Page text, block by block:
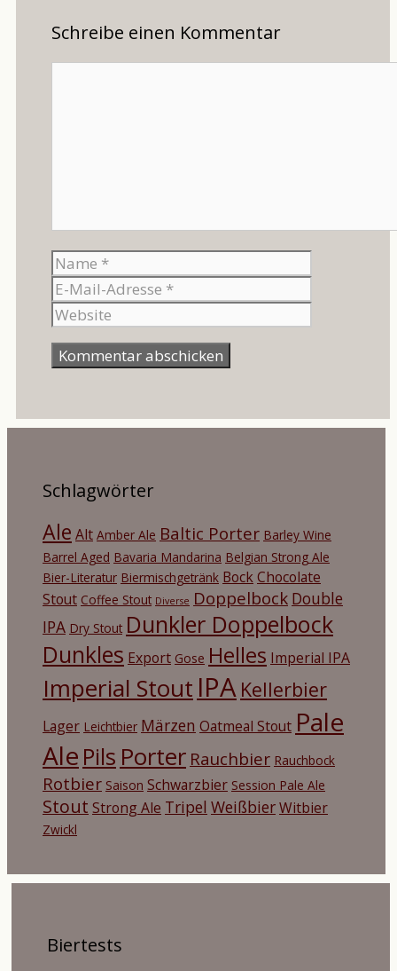
Schreibe einen Kommentar
Name
Mail-
Adresse
Schlagwörter
Ale Alt Amber Ale Baltic Porter Barley Wine
Barrel Aged Bavaria Mandarina Belgian Strong Ale
Bier-Literatur Biermischgetränk BockChocolate
Stout Coffee Stout Diverse Doppelbock Double
IPA Dry Stout Dunkler Doppelbock
Dunkles Export Gose Helles Imperial IPA
Imperial Stout IPA Kellerbier
Lager Leichtbier Märzen Oatmeal Stout Pale
Ale Pils Porter Rauchbier Rauchbock
Rotbier Saison Schwarzbier Session Pale Ale
Stout Strong Ale Tripel WeißbierWitbier
Zwickl
Biertests